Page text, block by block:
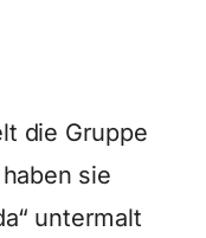
die Gruppe
sie
untermalt